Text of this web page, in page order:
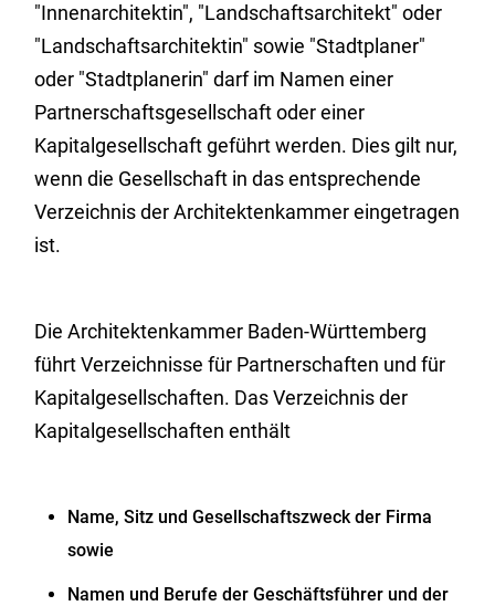
"Innenarchitektin", "Landschaftsarchitekt" oder
"Landschaftsarchitektin" sowie "Stadtplaner"
oder "Stadtplanerin" darf im Namen einer
Partnerschaftsgesellschaft oder einer
Kapitalgesellschaft geführt werden. Dies gilt nur,
wenn die Gesellschaft in das entsprechende
Verzeichnis der Architektenkammer eingetragen
ist.
Die Architektenkammer Baden-Württemberg
führt Verzeichnisse für Partnerschaften und für
Kapitalgesellschaften. Das Verzeichnis der
Kapitalgesellschaften enthält
Name, Sitz und Gesellschaftszweck der Firma
sowie
Namen und Berufe der Geschäftsführer und der